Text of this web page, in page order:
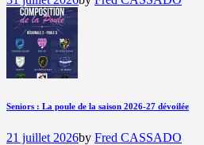
Seniors : La poule de la saison 2026-27 dévoilée
21 juillet 2026by Fred CASSADO